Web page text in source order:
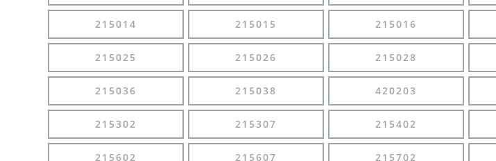
215014 215015 215016
215025 215026 215028
215036 215038 420203
215302 215307 215402
215602 215607 215702